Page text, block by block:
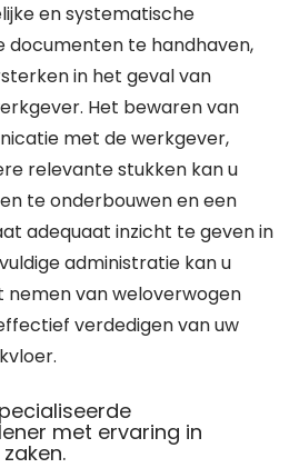
en systematische
documenten te handhaven,
in het geval van
Het bewaren van
met de werkgever,
relevante stukken kan u
te onderbouwen en een
adequaat inzicht te geven in
administratie kan u
nemen van weloverwogen
verdedigen van uw
met ervaring in